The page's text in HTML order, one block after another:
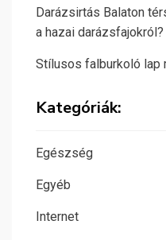
Darázsirtás Balaton
a hazai darázsfajokról?
Stílusos falburkoló lap
Kategóriák:
Egészség
Egyéb
Internet